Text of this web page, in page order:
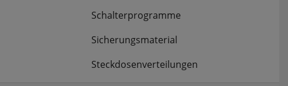
Schalterprogramme
Sicherungsmaterial
Steckdosenverteilungen